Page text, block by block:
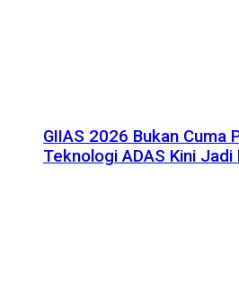
GIIAS 2026 Bukan Cuma
Teknologi ADAS Kini